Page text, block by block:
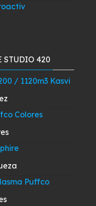
STUDIO 420
/ 1120m3 Kasvi
Colores
Puffco